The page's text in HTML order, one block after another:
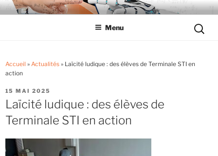
Aller
auLYCÉE LES EUCALYPTUS
Tout savoir sur le lycée professionnel
Menu
pour
Accueil » Actualités» Laïcité ludique : des élèves de Terminale STI en
action
PUBLIÉ
LE
15 MAI 2025
Laïcité ludique : des élèves de
Terminale STI en action